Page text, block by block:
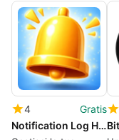
4
Gratis
Notification Log History Vault